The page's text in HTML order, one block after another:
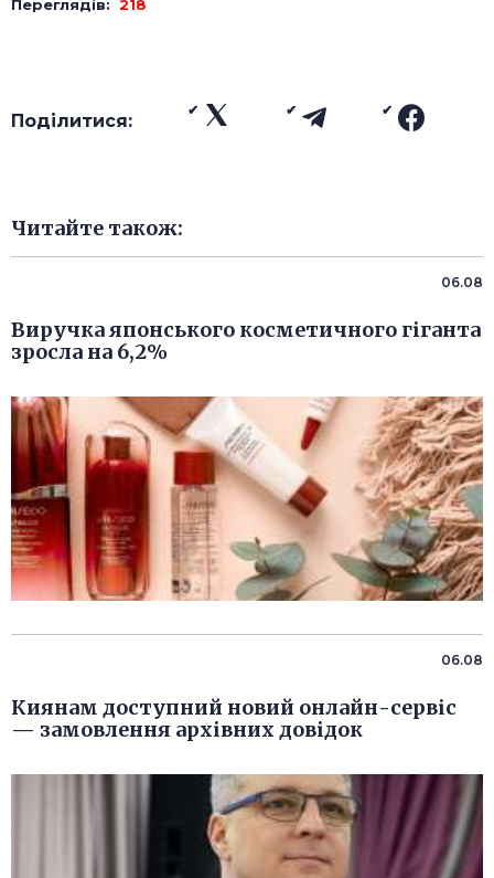
Переглядів: 218
Поділитися:
Читайте також:
06.08
Виручка японського косметичного гіганта
зросла на 6,2%
06.08
Киянам доступний новий онлайн-сервіс
— замовлення архівних довідок